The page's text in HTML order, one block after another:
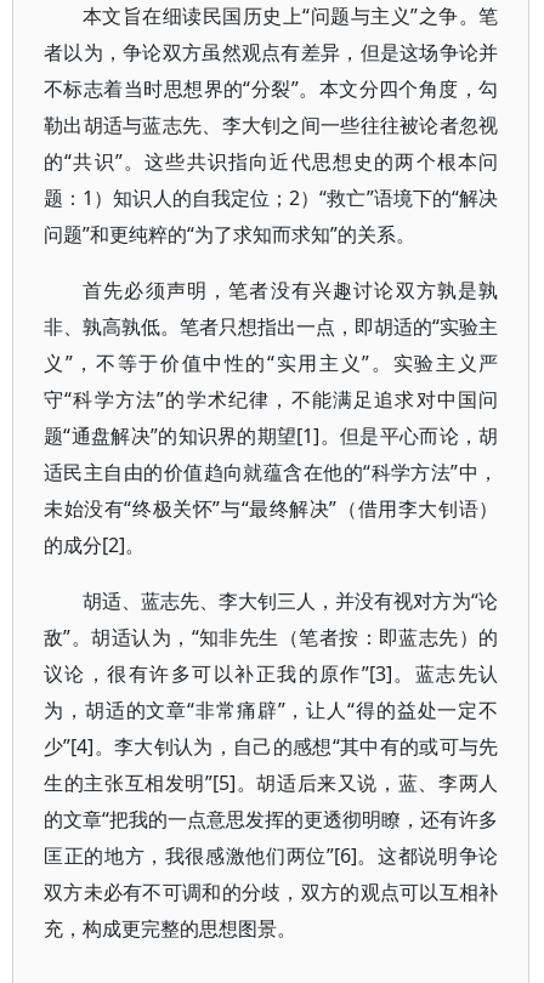
本文旨在细读民国历史上“问题与主义”之争。笔
者以为，争论双方虽然观点有差异，但是这场争论并
不标志着当时思想界的“分裂”。本文分四个角度，勾
勒出胡适与蓝志先、李大钊之间一些往往被论者忽视
的“共识”。这些共识指向近代思想史的两个根本问
题：1）知识人的自我定位；2）“救亡”语境下的“解决
问题”和更纯粹的“为了求知而求知”的关系。
首先必须声明，笔者没有兴趣讨论双方孰是孰
非、孰高孰低。笔者只想指出一点，即胡适的“实验主
义”，不等于价值中性的“实用主义”。实验主义严
守“科学方法”的学术纪律，不能满足追求对中国问
题“通盘解决”的知识界的期望[1]。但是平心而论，胡
适民主自由的价值趋向就蕴含在他的“科学方法”中，
未始没有“终极关怀”与“最终解决”（借用李大钊语）
的成分[2]。
胡适、蓝志先、李大钊三人，并没有视对方为“论
敌”。胡适认为，“知非先生（笔者按：即蓝志先）的
议论，很有许多可以补正我的原作”[3]。蓝志先认
为，胡适的文章“非常痛辟”，让人“得的益处一定不
少”[4]。李大钊认为，自己的感想“其中有的或可与先
生的主张互相发明”[5]。胡适后来又说，蓝、李两人
的文章“把我的一点意思发挥的更透彻明瞭，还有许多
匡正的地方，我很感激他们两位”[6]。这都说明争论
双方未必有不可调和的分歧，双方的观点可以互相补
充，构成更完整的思想图景。